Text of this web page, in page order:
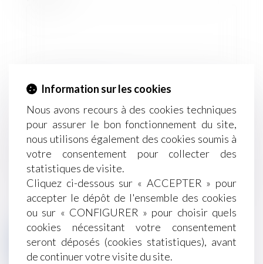
Code de vérification
Utilisation des données
J'accepte que les informations saisies soient traitées
informatiquement par BGBJ BEGEL - GUIDOT - BERNARD -
JUREK et l'hébergeur du présent site dans le cadre de ma
demande et de la relation avec BGBJ BEGEL - GUIDOT -
BERNARD - JUREK qui peut en découler.
ENVOYER
Information sur les cookies
Nous avons recours à des cookies techniques
pour assurer le bon fonctionnement du site,
nous utilisons également des cookies soumis à
votre consentement pour collecter des
statistiques de visite.
Cliquez ci-dessous sur « ACCEPTER » pour
accepter le dépôt de l'ensemble des cookies
ou sur « CONFIGURER » pour choisir quels
cookies nécessitant votre consentement
seront déposés (cookies statistiques), avant
de continuer votre visite du site.